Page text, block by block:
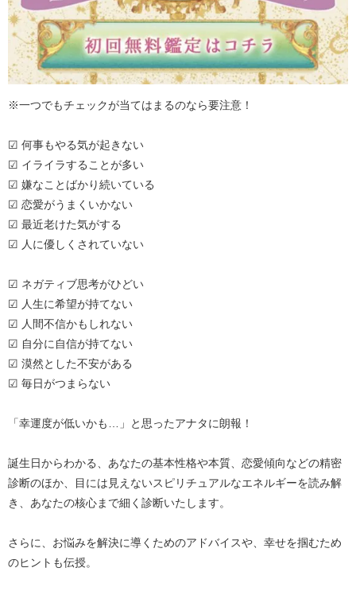
※一つでもチェックが当てはまるのなら要注意！
☑ 何事もやる気が起きない
☑ イライラすることが多い
☑ 嫌なことばかり続いている
☑ 恋愛がうまくいかない
☑ 最近老けた気がする
☑ 人に優しくされていない
☑ ネガティブ思考がひどい
☑ 人生に希望が持てない
☑ 人間不信かもしれない
☑ 自分に自信が持てない
☑ 漠然とした不安がある
☑ 毎日がつまらない
「幸運度が低いかも…」と思ったアナタに朗報！
誕生日からわかる、あなたの基本性格や本質、恋愛傾向などの精密
診断のほか、目には見えないスピリチュアルなエネルギーを読み解
き、あなたの核心まで細く診断いたします。
さらに、お悩みを解決に導くためのアドバイスや、幸せを掴むため
のヒントも伝授。